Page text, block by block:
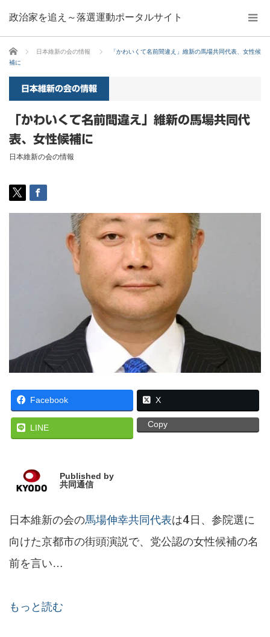
政治家を追え～落選運動ポータルサイト
ホーム 日本維新の会の情報
「かわいくて名前間違え」維新の馬場共同代表、女性候
補に
日本維新の会の情報
「かわいくて名前間違え」維新の馬場共同代
表、女性候補に
日本維新の会の情報
Facebook X
LINE Copy
Published by
共同通信
日本維新の会の馬場伸幸共同代表は4日、参院選に
向けた京都市の街頭演説で、党公認の女性候補の名
前を言い…
もっと読む